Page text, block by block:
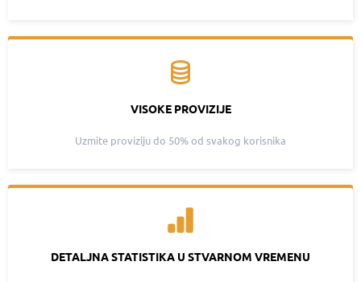
VISOKE PROVIZIJE
Uzmite proviziju do 50% od svakog korisnika
DETALJNA STATISTIKA U STVARNOM VREMENU